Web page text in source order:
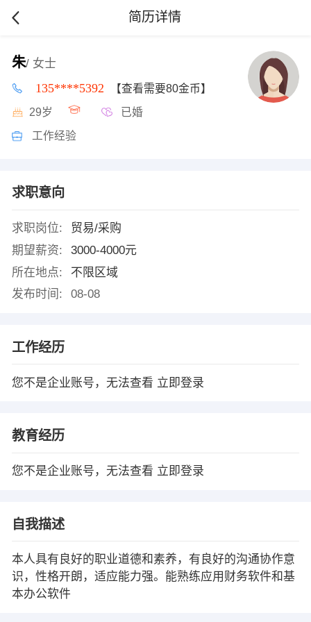
简历详情
朱/ 女士
135****5392 【查看需要80金币】
29岁 已婚
工作经验
求职意向
求职岗位:
贸易/采购
期望薪资:
3000-4000元
所在地点:
不限区域
发布时间:
08-08
工作经历
您不是企业账号，无法查看 立即登录
教育经历
您不是企业账号，无法查看 立即登录
自我描述
本人具有良好的职业道德和素养，有良好的沟通协作意
识，性格开朗，适应能力强。能熟练应用财务软件和基
本办公软件